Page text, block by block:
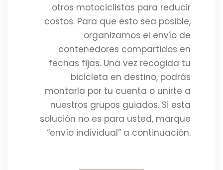
otros motociclistas para reducir
costos. Para que esto sea posible,
organizamos el envío de
contenedores compartidos en
fechas fijas. Una vez recogida tu
bicicleta en destino, podrás
montarla por tu cuenta o unirte a
nuestros grupos guiados. Si esta
solución no es para usted, marque
“envío individual” a continuación.